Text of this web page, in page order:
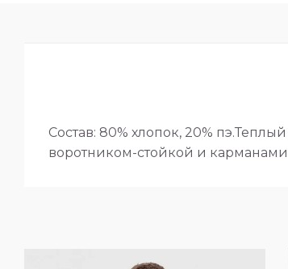
Состав: 80% хлопок, 20%
воротником-стойкой и